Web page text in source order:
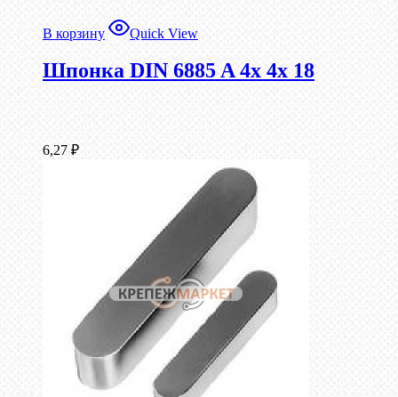
В корзину Quick View
Шпонка DIN 6885 A 4x 4x 18
6,27 ₽